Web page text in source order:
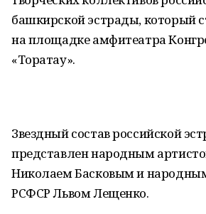
башкирской эстрады, который
на площадке амфитеатра
«Торатау».
Звездный состав российской
представлен народным
Николаем Басковым и
РСФСР Львом Лещенко.